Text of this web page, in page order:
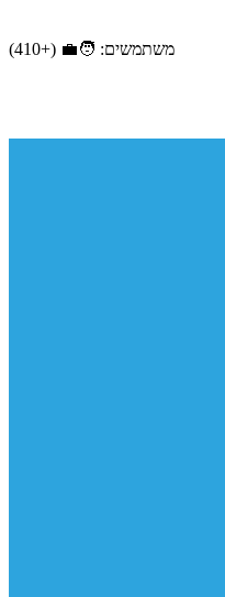
משתמשים: 🧑‍💼 (+410)